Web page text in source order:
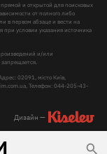
прямой и открытой для поисковых
от полного либо
в первом абзаце и вести на
условии указания источника
и/или
02091, місто Київ,
, Телефон: 044-205-43-
Дизайн —